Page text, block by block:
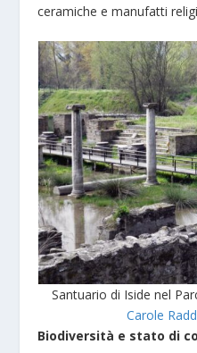
ceramiche e manufatti
Santuario di Iside nel
Carole
Biodiversità e stato di